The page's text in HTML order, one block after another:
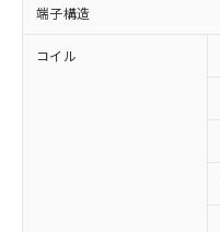
端子構造
コイル